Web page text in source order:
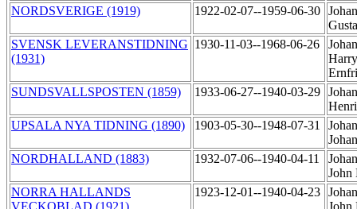
NORDSVERIGE (1919)
1922-02-07--1959-06-30
SVENSK LEVERANSTIDNING
(1931)
1930-11-03--1968-06-26
SUNDSVALLSPOSTEN (1859)
1933-06-27--1940-03-29
UPSALA NYA TIDNING (1890)
1903-05-30--1948-07-31
NORDHALLAND (1883)
1932-07-06--1940-04-11
NORRA HALLANDS
1923-12-01--1940-04-23